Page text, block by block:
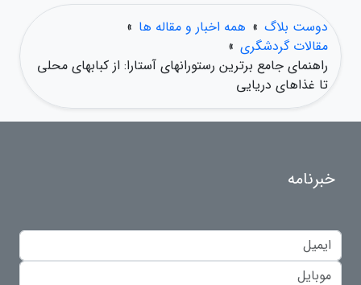
دوست بلاگ » همه اخبار و مقاله ها »
مقالات گردشگری »
راهنمای جامع برترین رستورانهای آستارا: از کبابهای محلی
تا غذاهای دریایی
خبرنامه